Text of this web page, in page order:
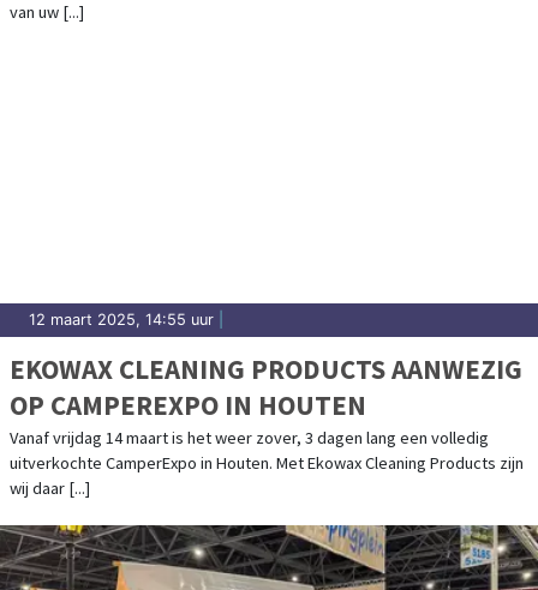
van uw [...]
12 maart 2025, 14:55 uur
EKOWAX CLEANING PRODUCTS AANWEZIG
OP CAMPEREXPO IN HOUTEN
Vanaf vrijdag 14 maart is het weer zover, 3 dagen lang een volledig
uitverkochte CamperExpo in Houten. Met Ekowax Cleaning Products zijn
wij daar [...]